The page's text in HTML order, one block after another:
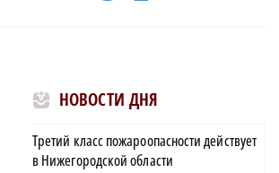
НОВОСТИ ДНЯ
Третий класс пожароопасности действует
в Нижегородской области